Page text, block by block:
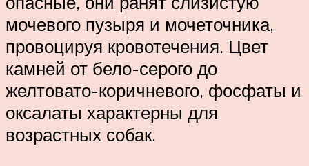
мочевого пузыря и мочеточника,
провоцируя кровотечения. Цвет
камней от бело-серого до
желтовато-коричневого, фосфаты и
оксалаты характерны для
возрастных собак.